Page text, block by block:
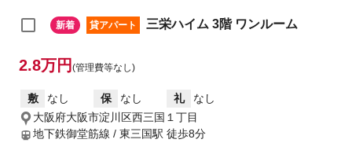
新着 貸アパート 三栄ハイム 3階 ワンルーム
2.8万円 (管理費等なし)
敷 なし 保 なし 礼
なし
大阪府大阪市淀川区西三国１丁目
地下鉄御堂筋線 / 東三国駅 徒歩8分